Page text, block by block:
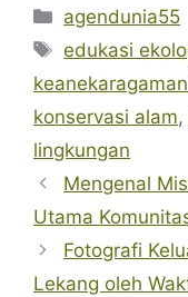
Categories
agendunia55
Tags
edukasi
konservasi alam,
lingkungan
Mengenal
Utama
Fotografi
Lekang oleh